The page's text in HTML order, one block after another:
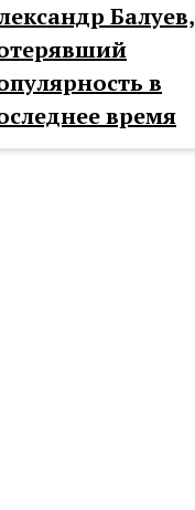
Балуев,
в
время